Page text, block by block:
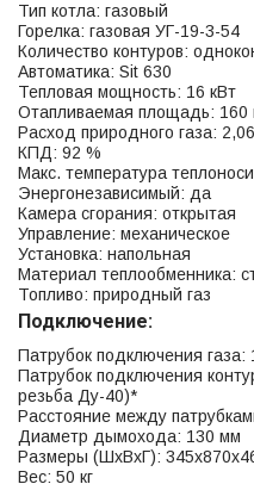
Тип котла: газовый
Горелка: газовая УГ-19-3-54
Количество контуров:
Автоматика: Sit 630
Тепловая мощность: 16 кВт
Отапливаемая площадь: 160
Расход природного газа:
КПД: 92 %
Макс. температура
Энергонезависимый: да
Камера сгорания: открытая
Управление: механическое
Установка: напольная
Материал теплообменника:
Топливо: природный газ
Подключение:
Патрубок подключения газа:
Патрубок подключения
резьба Ду-40)*
Расстояние между
Диаметр дымохода: 130 мм
Размеры (ШхВхГ):
Вес: 50 кг